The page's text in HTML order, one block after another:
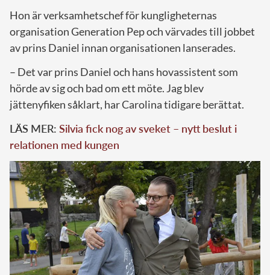
Hon är verksamhetschef för kungligheternas
organisation Generation Pep och värvades till jobbet
av prins Daniel innan organisationen lanserades.
– Det var prins Daniel och hans hovassistent som
hörde av sig och bad om ett möte. Jag blev
jättenyfiken såklart, har Carolina tidigare berättat.
LÄS MER: Silvia fick nog av sveket – nytt beslut i
relationen med kungen